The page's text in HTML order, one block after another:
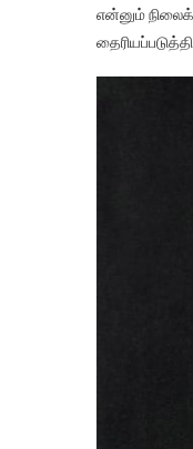
என்னும்